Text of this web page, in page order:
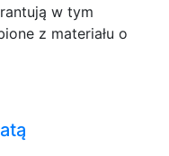
w tym
z materiału o